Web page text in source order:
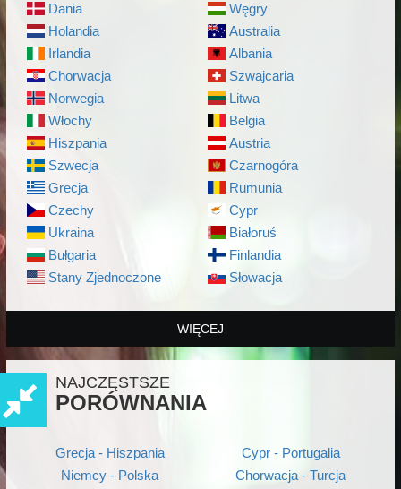
Dania
Holandia
Irlandia
Chorwacja
Norwegia
Włochy
Hiszpania
Szwecja
Grecja
Czechy
Ukraina
Bułgaria
Stany Zjednoczone
Węgry
Australia
Albania
Szwajcaria
Litwa
Belgia
Austria
Czarnogóra
Rumunia
Cypr
Białoruś
Finlandia
Słowacja
WIĘCEJ
NAJCZĘSTSZE
PORÓWNANIA
Grecja - Hiszpania
Niemcy - Polska
Cypr - Portugalia
Chorwacja - Turcja